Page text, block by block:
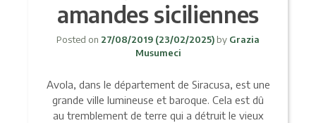
amandes siciliennes
Posted on 27/08/2019 (23/02/2025) by Grazia
Musumeci
Avola, dans le département de Siracusa, est une
grande ville lumineuse et baroque. Cela est dû
au tremblement de terre qui a détruit le vieux